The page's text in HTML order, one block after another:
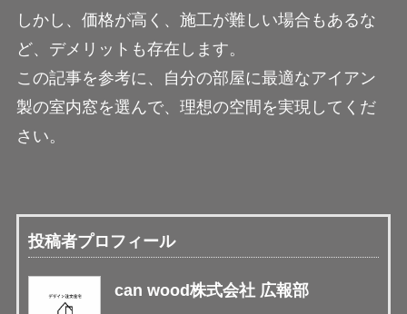
しかし、価格が高く、施工が難しい場合もあるな
ど、デメリットも存在します。
この記事を参考に、自分の部屋に最適なアイアン
製の室内窓を選んで、理想の空間を実現してくだ
さい。
投稿者プロフィール
can wood株式会社 広報部